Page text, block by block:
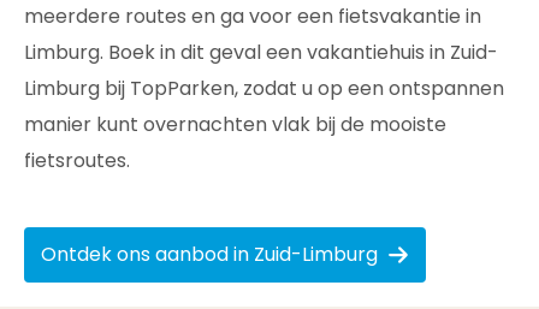
meerdere routes en ga voor een fietsvakantie in
Limburg. Boek in dit geval een vakantiehuis in Zuid-
Limburg bij TopParken, zodat u op een ontspannen
manier kunt overnachten vlak bij de mooiste
fietsroutes.
Ontdek ons aanbod in Zuid-Limburg